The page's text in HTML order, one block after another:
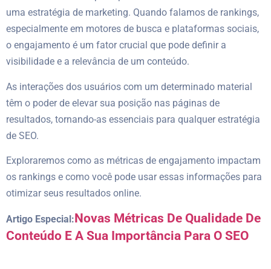
uma estratégia de marketing. Quando falamos de rankings,
especialmente em motores de busca e plataformas sociais,
o engajamento é um fator crucial que pode definir a
visibilidade e a relevância de um conteúdo.
As interações dos usuários com um determinado material
têm o poder de elevar sua posição nas páginas de
resultados, tornando-as essenciais para qualquer estratégia
de SEO.
Exploraremos como as métricas de engajamento impactam
os rankings e como você pode usar essas informações para
otimizar seus resultados online.
Artigo Especial:Novas Métricas De Qualidade De
Conteúdo E A Sua Importância Para O SEO